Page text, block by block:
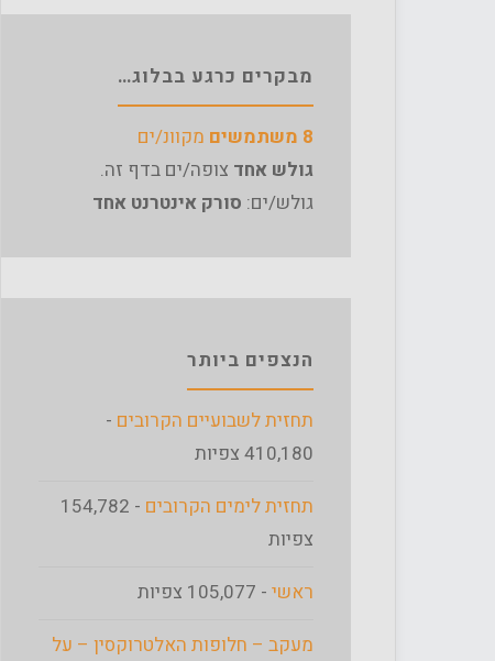
מבקרים כרגע בבלוג…
8 משתמשים
מקוונ/ים
גולש אחד צופה/ים בדף זה.
גולש/ים: סורק אינטרנט אחד
הנצפים ביותר
תחזית לשבועיים הקרובים -
410,180 צפיות
תחזית לימים הקרובים
- 154,782
צפיות
ראשי - 105,077 צפיות
מעקב – חלופות האלטרוקסין – על